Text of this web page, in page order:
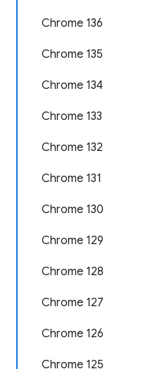
Chrome 136
Chrome 135
Chrome 134
Chrome 133
Chrome 132
Chrome 131
Chrome 130
Chrome 129
Chrome 128
Chrome 127
Chrome 126
Chrome 125